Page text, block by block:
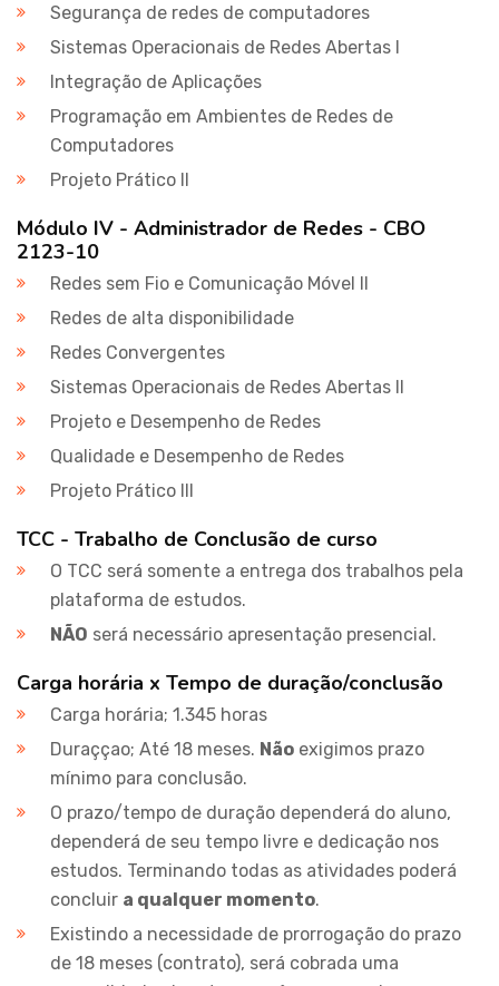
Segurança de redes de computadores
Sistemas Operacionais de Redes Abertas I
Integração de Aplicações
Programação em Ambientes de Redes de
Computadores
Projeto Prático II
Módulo IV - Administrador de Redes - CBO
2123-10
Redes sem Fio e Comunicação Móvel II
Redes de alta disponibilidade
Redes Convergentes
Sistemas Operacionais de Redes Abertas II
Projeto e Desempenho de Redes
Qualidade e Desempenho de Redes
Projeto Prático III
TCC - Trabalho de Conclusão de curso
O TCC será somente a entrega dos trabalhos pela
plataforma de estudos.
NÃO será necessário apresentação presencial.
Carga horária x Tempo de duração/conclusão
Carga horária; 1.345 horas
Duraççao; Até 18 meses. Não exigimos prazo
mínimo para conclusão.
O prazo/tempo de duração dependerá do aluno,
dependerá de seu tempo livre e dedicação nos
estudos. Terminando todas as atividades poderá
concluir a qualquer momento.
Existindo a necessidade de prorrogação do prazo
de 18 meses (contrato), será cobrada uma